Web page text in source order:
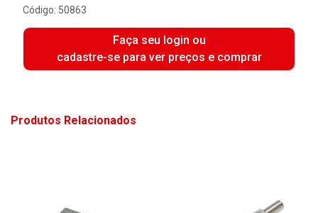
Código: 50863
Faça seu login ou
cadastre-se para ver preços e comprar
Produtos Relacionados